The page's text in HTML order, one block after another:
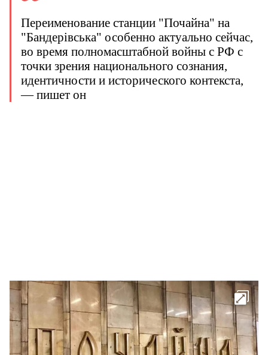
Переименование станции "Почайна" на
"Бандерівська" особенно актуально сейчас,
во время полномасштабной войны с РФ с
точки зрения национального сознания,
идентичности и исторического контекста,
— пишет он